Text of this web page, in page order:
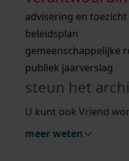
bouwvergunningen
vergunningen
beeld en geluid
uitleg nodig?
Wij helpen u op weg
bekijk alle zoektips
Wij helpen u op weg
bekijk alle zoektips
bekijk ons
advisering en toezicht
beleidsplan
gemeenschappelijke
publiek jaarverslag
steun het
U kunt ook Vriend
meer weten
Mijn Studiezaal (inloggen)